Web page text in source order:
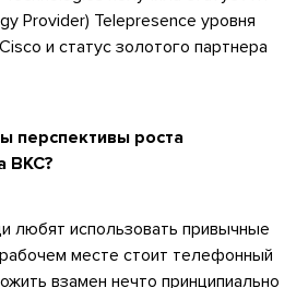
Provider) Telepresence уровня
и статус золотого партнера
перспективы роста
ВКС?
любят использовать привычные
месте стоит телефонный
взамен нечто принципиально